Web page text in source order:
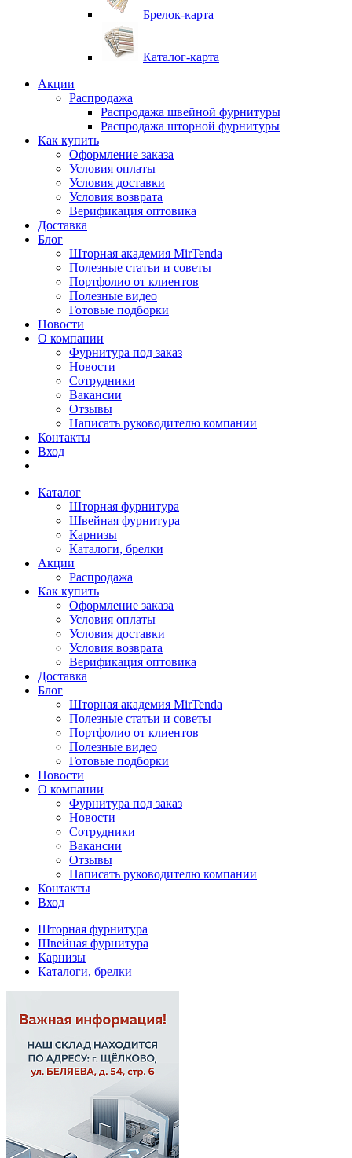
Брелок-карта
Каталог-карта
Акции
Распродажа
Распродажа швейной фурнитуры
Распродажа шторной фурнитуры
Как купить
Оформление заказа
Условия оплаты
Условия доставки
Условия возврата
Верификация оптовика
Доставка
Блог
Шторная академия MirTenda
Полезные статьи и советы
Портфолио от клиентов
Полезные видео
Готовые подборки
Новости
О компании
Фурнитура под заказ
Новости
Сотрудники
Вакансии
Отзывы
Написать руководителю компании
Контакты
Вход
Каталог
Шторная фурнитура
Швейная фурнитура
Карнизы
Каталоги, брелки
Акции
Распродажа
Как купить
Оформление заказа
Условия оплаты
Условия доставки
Условия возврата
Верификация оптовика
Доставка
Блог
Шторная академия MirTenda
Полезные статьи и советы
Портфолио от клиентов
Полезные видео
Готовые подборки
Новости
О компании
Фурнитура под заказ
Новости
Сотрудники
Вакансии
Отзывы
Написать руководителю компании
Контакты
Вход
Шторная фурнитура
Швейная фурнитура
Карнизы
Каталоги, брелки